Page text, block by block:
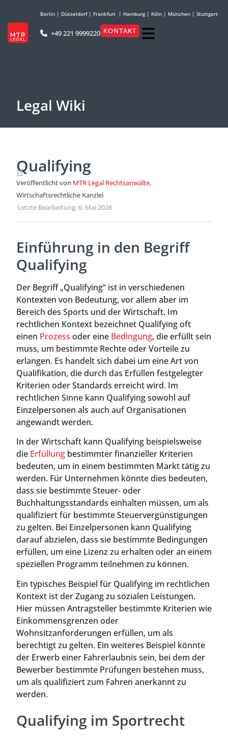
Berlin | Düsseldorf| Frankfurt | Hamburg| Köln | München | Stuttgart
+49 221 9999220 KONTAKT
Legal Wiki
Qualifying
Veröffentlicht von MTR Legal Rechtsanwälte,
Wirtschaftsrechtliche Kanzlei
·Letzte Bearbeitung: 6. Mai 2026
Einführung in den Begriff
Qualifying
Der Begriff „Qualifying“ ist in verschiedenen
Kontexten von Bedeutung, vor allem aber im
Bereich des Sports und der Wirtschaft. Im
rechtlichen Kontext bezeichnet Qualifying oft
einen Prozess oder eine Bedingung, die erfüllt sein
muss, um bestimmte Rechte oder Vorteile zu
erlangen. Es handelt sich dabei um eine Art von
Qualifikation, die durch das Erfüllen festgelegter
Kriterien oder Standards erreicht wird. Im
rechtlichen Sinne kann Qualifying sowohl auf
Einzelpersonen als auch auf Organisationen
angewandt werden.
In der Wirtschaft kann Qualifying beispielsweise
die Erfüllung bestimmter finanzieller Kriterien
bedeuten, um in einem bestimmten Markt tätig zu
werden. Für Unternehmen könnte dies bedeuten,
dass sie bestimmte Steuer- oder
Buchhaltungsstandards einhalten müssen, um als
qualifiziert für bestimmte Steuervergünstigungen
zu gelten. Bei Einzelpersonen kann Qualifying
darauf abzielen, dass sie bestimmte Bedingungen
erfüllen, um eine Lizenz zu erhalten oder an einem
speziellen Programm teilnehmen zu können.
Ein typisches Beispiel für Qualifying im rechtlichen
Kontext ist der Zugang zu sozialen Leistungen.
Hier müssen Antragsteller bestimmte Kriterien wie
Einkommensgrenzen oder
Wohnsitzanforderungen erfüllen, um als
berechtigt zu gelten. Ein weiteres Beispiel könnte
der Erwerb einer Fahrerlaubnis sein, bei dem der
Bewerber bestimmte Prüfungen bestehen muss,
um als qualifiziert zum Fahren anerkannt zu
werden.
Qualifying im Sportrecht